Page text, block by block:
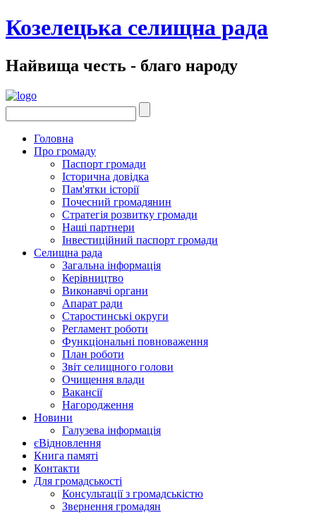
Козелецька селищна рада
Найвища честь - благо народу
Головна
Про громаду
Паспорт громади
Історична довідка
Пам'ятки історії
Почесний громадянин
Стратегія розвитку громади
Наші партнери
Інвестиційний паспорт громади
Селищна рада
Загальна інформація
Керівництво
Виконавчі органи
Апарат ради
Старостинські округи
Регламент роботи
Функціональні повноваження
План роботи
Звіт селищного голови
Очищення влади
Вакансії
Нагородження
Новини
Галузева інформація
єВідновлення
Книга памяті
Контакти
Для громадськості
Консультації з громадськістю
Звернення громадян